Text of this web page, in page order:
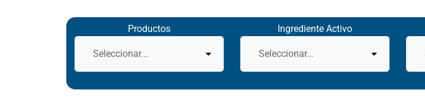
Productos Ingrediente Activo